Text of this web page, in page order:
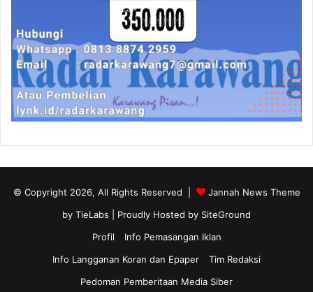
© Copyright 2026, All Rights Reserved |
Jannah News Theme
by TieLabs | Proudly Hosted by SiteGround
Profil
Info Pemasangan Iklan
Info Langganan Koran dan Epaper
Tim Redaksi
Pedoman Pemberitaan Media Siber